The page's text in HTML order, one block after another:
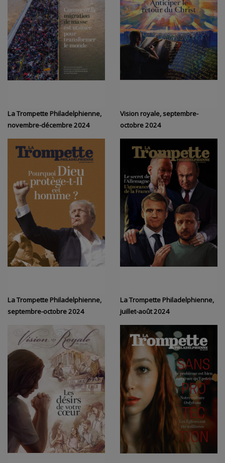
La Trompette Philadelphienne,
novembre-décembre 2024
Vision royale, septembre-
octobre 2024
La Trompette Philadelphienne,
septembre-octobre 2024
La Trompette Philadelphienne,
juillet-août 2024